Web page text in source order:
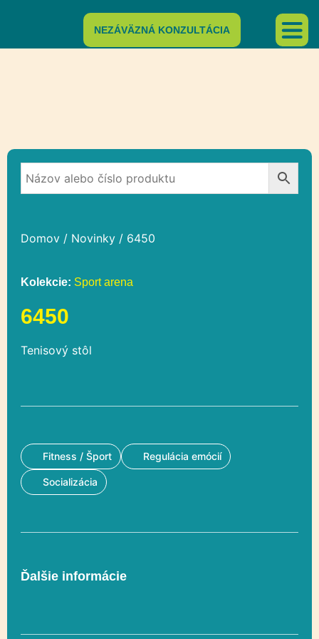
NEZÁVÄZNÁ KONZULTÁCIA
Domov / Novinky / 6450
Kolekcie: Sport arena
6450
Tenisový stôl
Fitness / Šport Regulácia emócií
Socializácia
Ďalšie informácie